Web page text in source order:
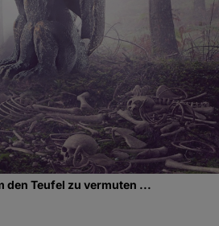
den Teufel zu vermuten ...